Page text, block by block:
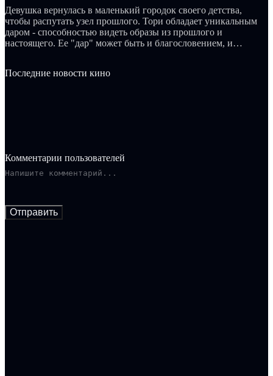
Девушка вернулась в маленький городок своего детства,
чтобы распутать узел прошлого. Тори обладает уникальным
даром - способностью видеть образы из прошлого и
настоящего. Ее "дар" может быть и благословением, и
случилось много лет назад. Постепенно становится ясно, что
стать его следующей жертвой!
Последние новости кино
Комментарии пользователей
Отправить